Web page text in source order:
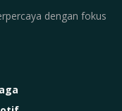
dengan fokus